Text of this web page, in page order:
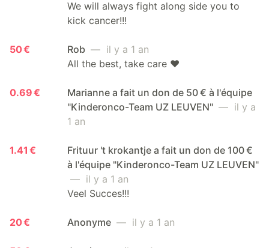
We will always fight along side you to
kick cancer!!!
50 € Rob — il y a 1 an
All the best, take care ♥️
0.69 €
Marianne a fait un don de 50 € à l'équipe
"Kinderonco-Team UZ LEUVEN" — il y a
1 an
1.41 €
Frituur 't krokantje a fait un don de 100 €
à l'équipe "Kinderonco-Team UZ LEUVEN"
— il y a 1 an
Veel Succes!!!
20 € Anonyme — il y a 1 an